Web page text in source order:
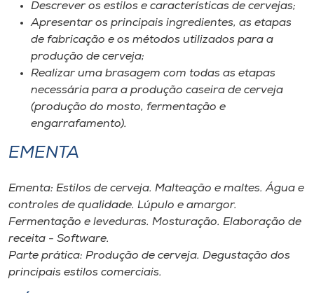
Biblioteca
Editora
Rádio
Selecione
o idioma
Descrever os estilos e características de cervejas;
Apresentar os principais ingredientes, as etapas
de fabricação e os métodos utilizados para a
produção de cerveja;
Realizar uma brasagem com todas as etapas
necessária para a produção caseira de cerveja
(produção do mosto, fermentação e
engarrafamento).
EMENTA
Ementa: Estilos de cerveja. Malteação e maltes. Água e
controles de qualidade. Lúpulo e amargor.
Fermentação e leveduras. Mosturação. Elaboração de
receita - Software.
Parte prática: Produção de cerveja. Degustação dos
principais estilos comerciais.